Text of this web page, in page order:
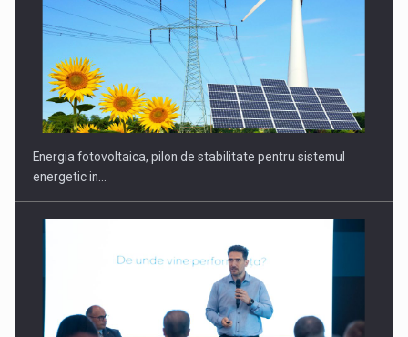
CEO Conference - Shaping The Future - Technology and…
Webinar - Business Evolution-RETHINK STRATEGY-Finantare
Energia fotovoltaica, pilon de stabilitate pentru sistemul
energetic in…